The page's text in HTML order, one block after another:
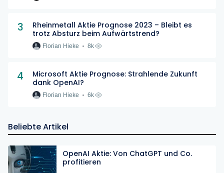
3
Rheinmetall Aktie Prognose 2023 – Bleibt es
trotz Absturz beim Aufwärtstrend?
Florian Hieke 8k
4
Microsoft Aktie Prognose: Strahlende Zukunft
dank OpenAI?
Florian Hieke 6k
Beliebte Artikel
OpenAI Aktie: Von ChatGPT und Co.
profitieren